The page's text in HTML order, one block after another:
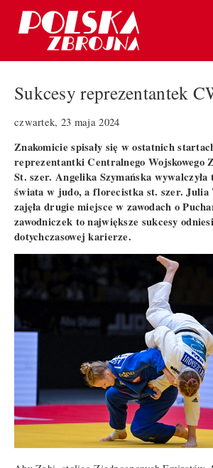
Sukcesy reprezentantek
czwartek, 23 maja 2024
Znakomicie spisały się w ostatnich
reprezentantki Centralnego Wojskowego
St. szer. Angelika Szymańska
świata w judo, a florecistka st. szer. Julia
zajęła drugie miejsce w zawodach o
zawodniczek to największe sukcesy
dotychczasowej karierze.